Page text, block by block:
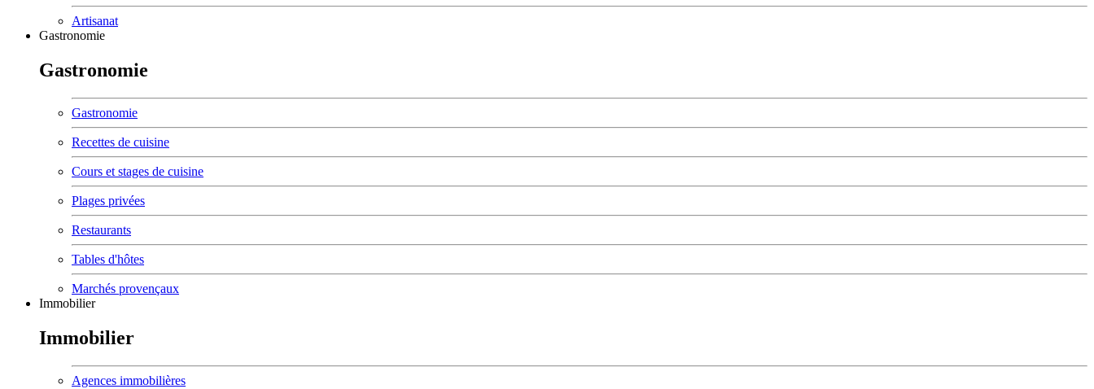
Artisanat
Gastronomie
Gastronomie
Gastronomie
Recettes de cuisine
Cours et stages de cuisine
Plages privées
Restaurants
Tables d'hôtes
Marchés provençaux
Immobilier
Immobilier
Agences immobilières